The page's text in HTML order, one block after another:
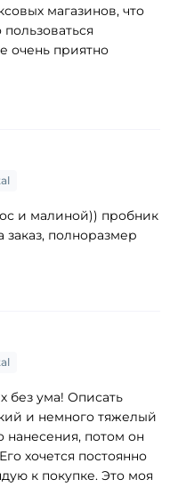
магазинов, что
очень приятно
и малиной)) пробник
заказ, полноразмер
без ума! Описать
и немного тяжелый
нанесения, потом он
хочется постоянно
к покупке. Это моя